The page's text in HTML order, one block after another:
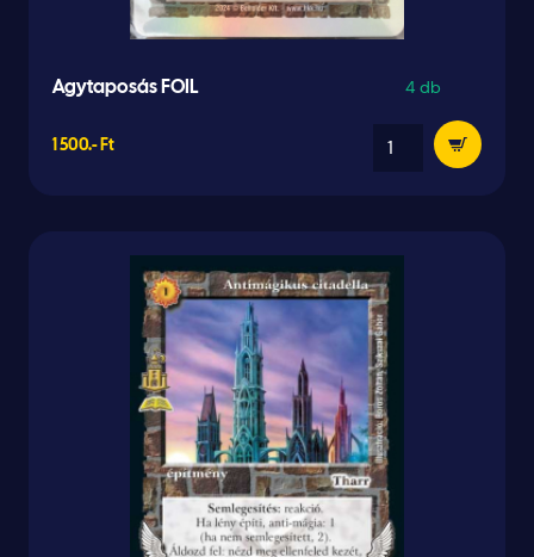
Agytaposás FOIL 4 db
1 500.- Ft